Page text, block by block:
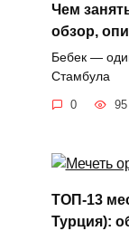
Чем
обзор,
Бебек —
Стамбула
0 95
ТОП-13
Турция):